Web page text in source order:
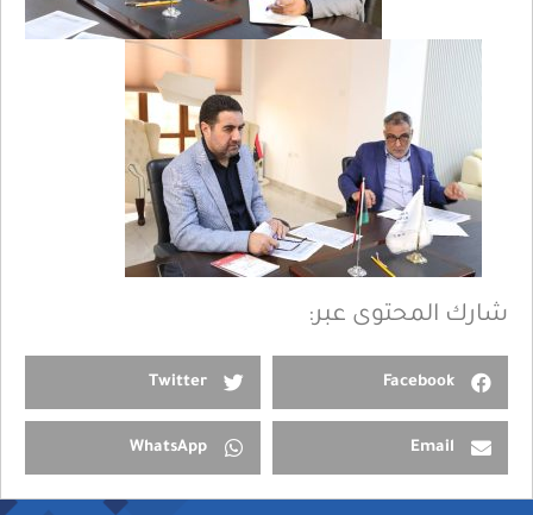
شارك المحتوى عبر:
Facebook
Twitter
Email
WhatsApp